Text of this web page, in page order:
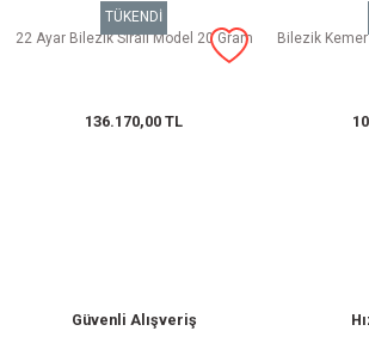
TÜKENDİ
22 Ayar Bilezik Sıralı Model 20 Gram
136.170,00 TL
Bilezik
Güvenli Alışveriş